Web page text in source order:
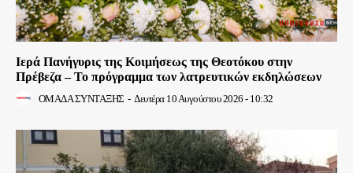
Ιερά Πανήγυρις της Κοιμήσεως της Θεοτόκου στην
Πρέβεζα – Το πρόγραμμα των λατρευτικών εκδηλώσεων
ΟΜΑΔΑ ΣΥΝΤΑΞΗΣ - Δευτέρα 10 Αυγούστου 2026 - 10:32